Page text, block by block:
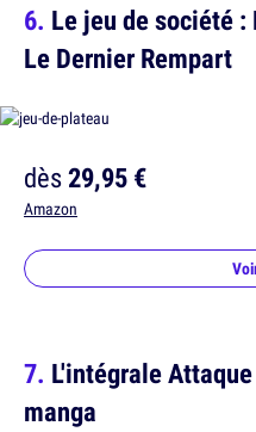
Le jeu de société :
Le Dernier Rempart
dès29,95 €
Amazon
L'intégrale
manga